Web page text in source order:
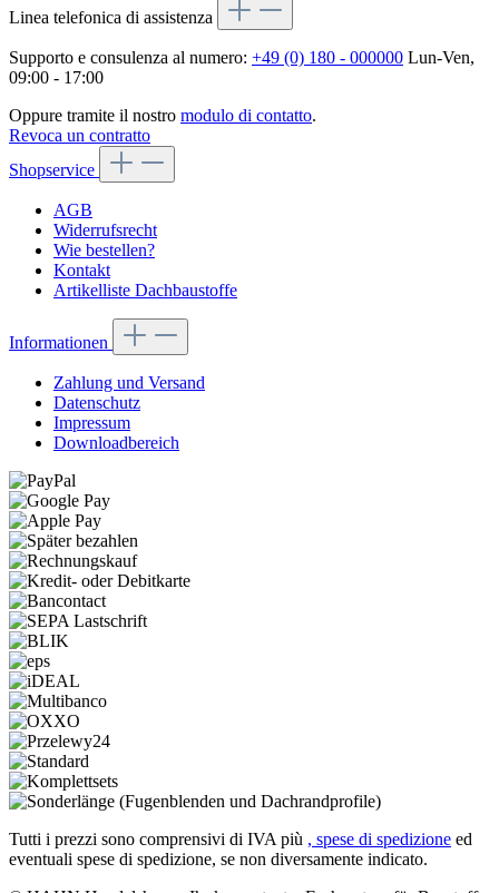
Linea telefonica di assistenza
Supporto e consulenza al numero: +49 (0) 180 - 000000 Lun-Ven,
09:00 - 17:00
Oppure tramite il nostro modulo di contatto.
Revoca un contratto
Shopservice
AGB
Widerrufsrecht
Wie bestellen?
Kontakt
Artikelliste Dachbaustoffe
Informationen
Zahlung und Versand
Datenschutz
Impressum
Downloadbereich
Tutti i prezzi sono comprensivi di IVA più , spese di spedizione ed
eventuali spese di spedizione, se non diversamente indicato.